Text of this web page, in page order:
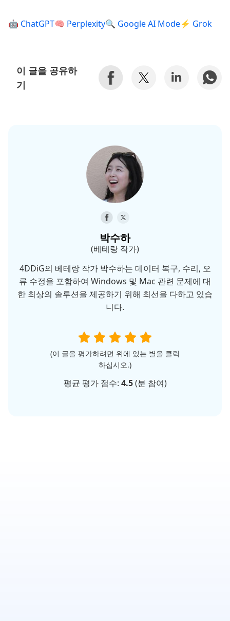
🤖 ChatGPT🧠 Perplexity🔍 Google AI Mode⚡ Grok
이 글을 공유하
기
박수하
(베테랑 작가)
4DDiG의 베테랑 작가 박수하는 데이터 복구, 수리, 오
류 수정을 포함하여 Windows 및 Mac 관련 문제에 대
한 최상의 솔루션을 제공하기 위해 최선을 다하고 있습
니다.
(이 글을 평가하려면 위에 있는 별을 클릭
하십시오.)
평균 평가 점수: 4.5(분 참여)